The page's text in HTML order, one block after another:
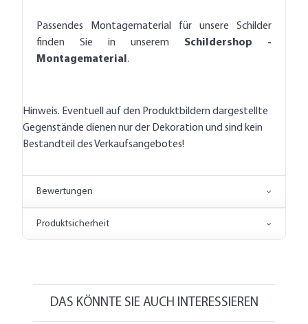
Passendes Montagematerial für unsere Schilder
finden Sie in unserem Schildershop -
Montagematerial .
Hinweis. Eventuell auf den Produktbildern dargestellte
Gegenstände dienen nur der Dekoration und sind kein
Bestandteil des Verkaufsangebotes!
Bewertungen
Produktsicherheit
DAS KÖNNTE SIE AUCH INTERESSIEREN